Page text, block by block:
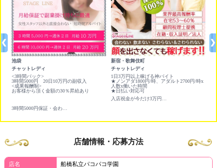
池袋
チャットレディ
<3時間パック>
3時間5000円 20日10万円の副収入
<成果報酬制>
お客様から頂く金額の30％昇給あり
新宿・歌舞伎町
チャットレディ
1日3万円以上稼げる神バイト
★ノンアダ1800円/時、アダルト2700円/時x
人数x働いた時間
★日払い対応可
店舗情報・応募方法
店名 船橋私立パコパコ学園